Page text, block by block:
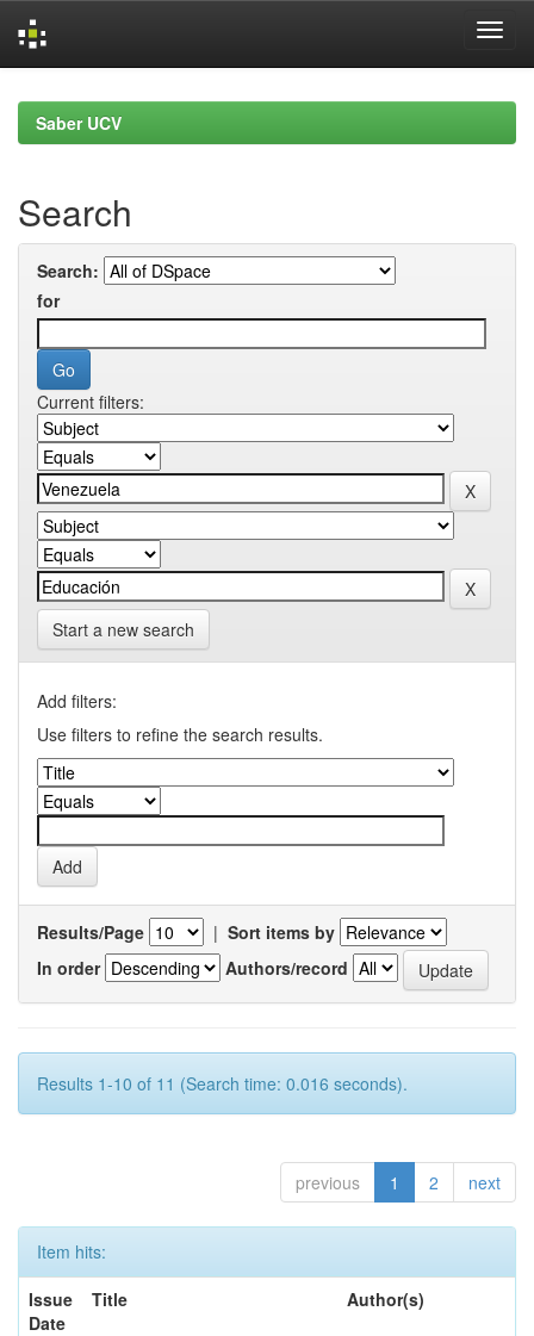
navigationSaber UCV
Search
Search:
for
Current filters:
Start a new search
Add filters:
Use filters to refine the search results.
Results/Page | Sort items by
In order
Authors/record
Results 1-10 of 11 (Search time: 0.016 seconds).
previous 1 2 next
Item hits:
Issue
Date
Title Author(s)